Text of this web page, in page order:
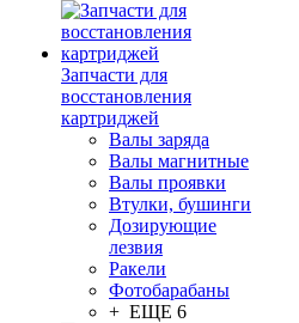
Запчасти для
восстановления
картриджей
Валы заряда
Валы магнитные
Валы проявки
Втулки, бушинги
Дозирующие
лезвия
Ракели
Фотобарабаны
+ ЕЩЕ 6